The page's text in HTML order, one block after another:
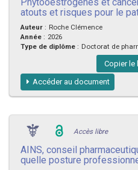
Phytooestrogènes et
atouts et risques pour le
Auteur : Roche Clémence
Année : 2026
Type de diplôme : Doctorat de
Copier le
Accéder au document
Accès libre
AINS, conseil
quelle posture